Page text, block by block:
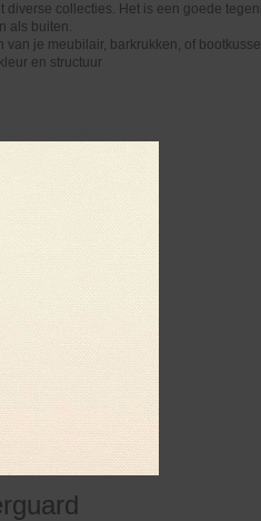
diverse collecties. Het is een goede
als buiten.
van je meubilair, barkrukken, of
en structuur